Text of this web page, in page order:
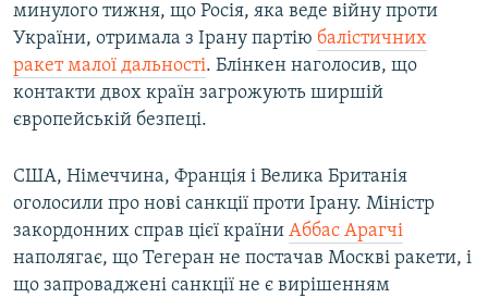
минулого тижня, що Росія, яка веде війну проти
України, отримала з Ірану партію балістичних
ракет малої дальності. Блінкен наголосив, що
контакти двох країн загрожують ширшій
європейській безпеці.
США, Німеччина, Франція і Велика Британія
оголосили про нові санкції проти Ірану. Міністр
закордонних справ цієї країни Аббас Арагчі
наполягає, що Тегеран не постачав Москві ракети, і
що запроваджені санкції не є вирішенням